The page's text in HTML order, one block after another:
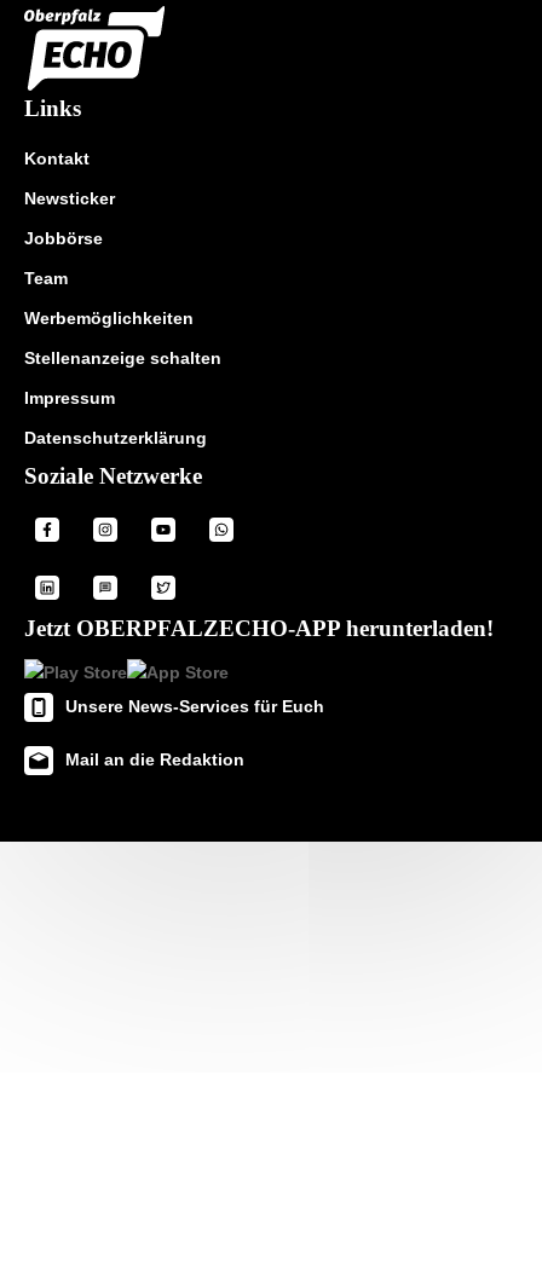
Links
Kontakt
Newsticker
Jobbörse
Team
Werbemöglichkeiten
Stellenanzeige schalten
Impressum
Datenschutzerklärung
Soziale Netzwerke
Jetzt OBERPFALZECHO-APP herunterladen!
Unsere News-Services für Euch
Mail an die Redaktion